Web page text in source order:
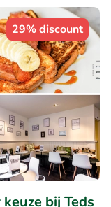
29% discount
bij Teds